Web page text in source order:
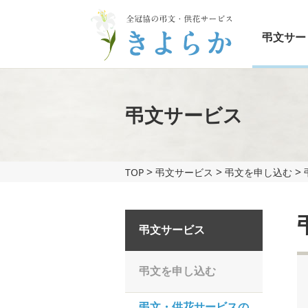
弔文サ
弔文サービス
TOP > 弔文サービス > 弔文を申し込む >
弔文サービス
弔文を申し込む